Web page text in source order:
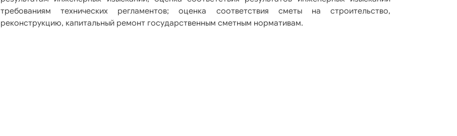
требованиям технических регламентов; оценка соответствия сметы на строительство,
реконструкцию, капитальный ремонт государственным сметным нормативам.